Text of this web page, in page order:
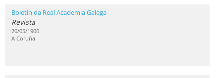
Boletín da Real Academia Galega
Revista
20/05/1906
A Coruña